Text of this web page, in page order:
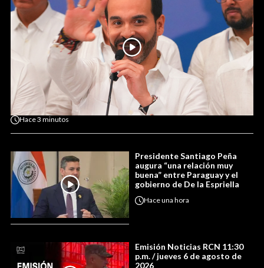
Hace3 minutos
Presidente Santiago Peña
augura “una relación muy
buena” entre Paraguay y el
gobierno de De la Espriella
Haceuna hora
Emisión Noticias RCN 11:30
p.m. / jueves 6 de agosto de
2026